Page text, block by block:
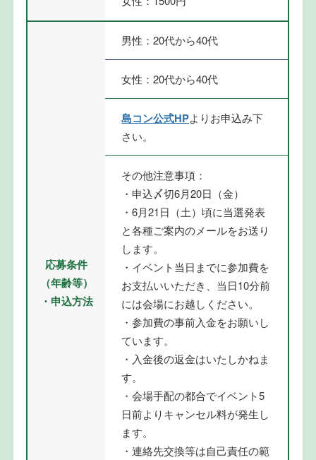
応募条件
（年齢等）
・申込方法
男性：20代から40代
女性：20代から40代
島コン公式HPよりお申込み下
さい。
その他注意事項：
・申込〆切6月20日（金）
・6月21日（土）頃に当選発表
と各種ご案内のメールをお送り
します。
・イベント当日までに参加費を
お支払いいただき、当日10分前
には会場にお越しください。
・参加費の事前入金をお願いし
ています。
・入金後の返金はいたしかねま
す。
・会場手配の都合でイベント5
日前よりキャンセル料が発生し
ます。
・連絡先交換等は自己責任の範